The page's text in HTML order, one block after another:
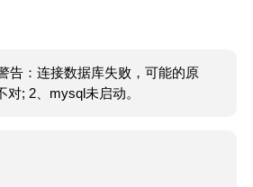
告：连接数据库失败，可能的原
对; 2、mysql未启动。